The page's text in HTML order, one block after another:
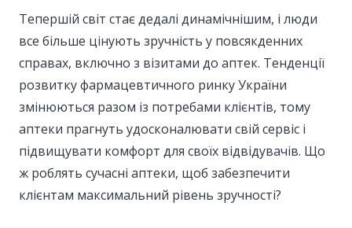
Тепершій світ стає дедалі динамічнішим, і люди
все більше цінують зручність у повсякденних
справах, включно з візитами до аптек. Тенденції
розвитку фармацевтичного ринку України
змінюються разом із потребами клієнтів, тому
аптеки прагнуть удосконалювати свій сервіс і
підвищувати комфорт для своїх відвідувачів. Що
ж роблять сучасні аптеки, щоб забезпечити
клієнтам максимальний рівень зручності?